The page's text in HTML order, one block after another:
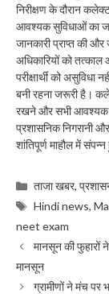
निरीक्षण के दौरान
आवश्यक सुविधाओं का
जानकारी प्राप्त की
अधिकारियों को तत्काल
परीक्षार्थी को असुविधा
बनी रहना जरूरी है।
रखने और सभी आवश्यक
प्रशासनिक निगरानी
शांतिपूर्ण माहौल में
Categories
ताजा खबर,
Tags
Hindi news,
neet exam
मानसून की फुहारों
मानसून
ग्रामीणों ने मंच पर